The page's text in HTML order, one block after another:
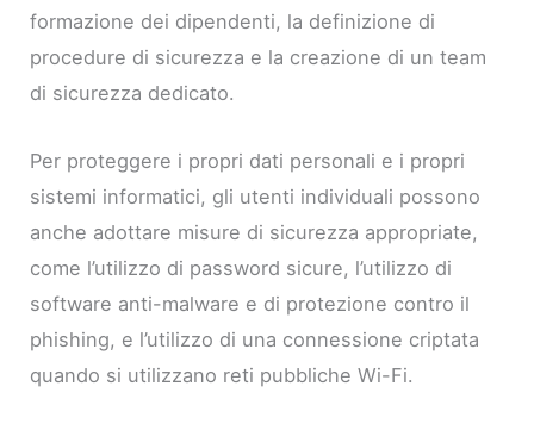
formazione dei dipendenti, la definizione di
procedure di sicurezza e la creazione di un team
di sicurezza dedicato.
Per proteggere i propri dati personali e i propri
sistemi informatici, gli utenti individuali possono
anche adottare misure di sicurezza appropriate,
come l’utilizzo di password sicure, l’utilizzo di
software anti-malware e di protezione contro il
phishing, e l’utilizzo di una connessione criptata
quando si utilizzano reti pubbliche Wi-Fi.